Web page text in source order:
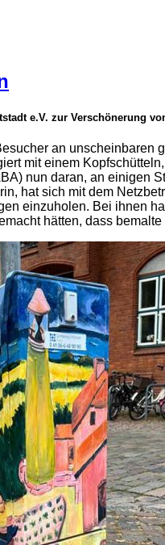
e.V. zur Verschönerung
an
mit einem
nun daran, an einigen
hat sich mit dem
einzuholen. Bei ihnen
hätten, dass